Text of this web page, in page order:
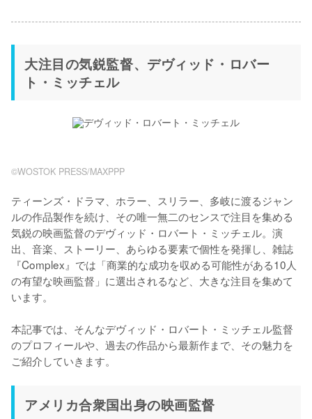
大注目の気鋭監督、デヴィッド・ロバー
ト・ミッチェル
©WOSTOK PRESS/MAXPPP
ティーンズ・ドラマ、ホラー、スリラー、多岐に渡るジャン
ルの作品製作を続け、その唯一無二のセンスで注目を集める
気鋭の映画監督のデヴィッド・ロバート・ミッチェル。演
出、音楽、ストーリー、あらゆる要素で個性を発揮し、雑誌
『Complex』では「商業的な成功を収める可能性がある10人
の有望な映画監督」に選出されるなど、大きな注目を集めて
います。
本記事では、そんなデヴィッド・ロバート・ミッチェル監督
のプロフィールや、過去の作品から最新作まで、その魅力を
ご紹介していきます。
アメリカ合衆国出身の映画監督